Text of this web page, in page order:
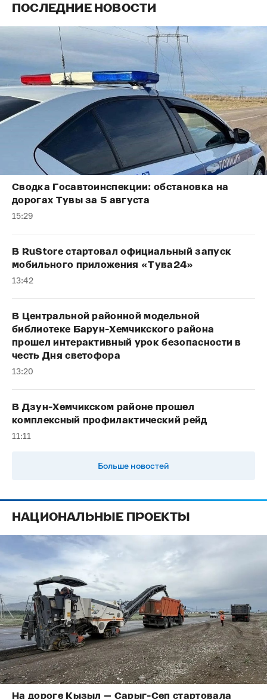
ПОСЛЕДНИЕ НОВОСТИ
Сводка Госавтоинспекции: обстановка на
дорогах Тувы за 5 августа
15:29
В RuStore стартовал официальный запуск
мобильного приложения «Тува24»
13:42
В Центральной районной модельной
библиотеке Барун-Хемчикского района
прошел интерактивный урок безопасности в
честь Дня светофора
13:20
В Дзун-Хемчикском районе прошел
комплексный профилактический рейд
11:11
Больше новостей
НАЦИОНАЛЬНЫЕ ПРОЕКТЫ
На дороге Кызыл — Сарыг-Сеп стартовала